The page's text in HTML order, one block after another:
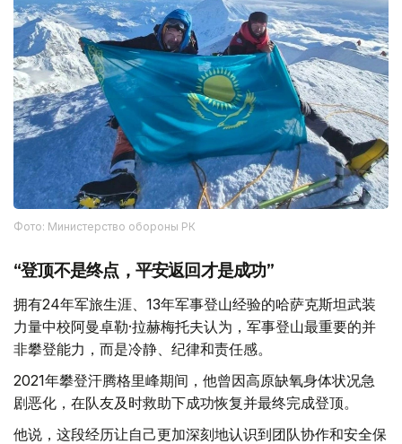
Фото: Министерство обороны РК
“登顶不是终点，平安返回才是成功”
拥有24年军旅生涯、13年军事登山经验的哈萨克斯坦武装
力量中校阿曼卓勒·拉赫梅托夫认为，军事登山最重要的并
非攀登能力，而是冷静、纪律和责任感。
2021年攀登汗腾格里峰期间，他曾因高原缺氧身体状况急
剧恶化，在队友及时救助下成功恢复并最终完成登顶。
他说，这段经历让自己更加深刻地认识到团队协作和安全保